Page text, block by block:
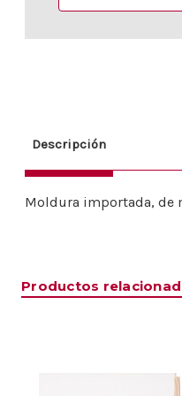
Descripción
Moldura importada, de
Productos